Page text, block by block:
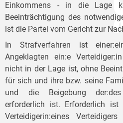
Einkommens - in die Lage
Beeinträchtigung des
ist die Partei vom Gericht zur
In Strafverfahren ist
Angeklagten ein:e
nicht in der Lage ist, ohne
für sich und ihre bzw. seine
und die Beigebung der:des
erforderlich ist. Erforderlich ist
Verteidigerin:eines